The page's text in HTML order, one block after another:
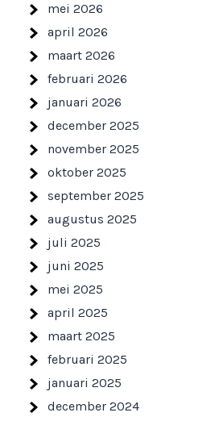
mei 2026
april 2026
maart 2026
februari 2026
januari 2026
december 2025
november 2025
oktober 2025
september 2025
augustus 2025
juli 2025
juni 2025
mei 2025
april 2025
maart 2025
februari 2025
januari 2025
december 2024